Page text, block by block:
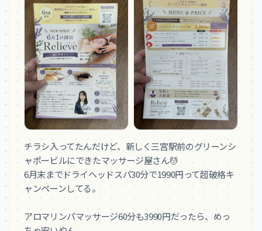
チラシ入ってたんだけど、新しく三宮駅前のグリーンシ
ャポービルにできたマッサージ屋さん💆
6月末までドライヘッドスパ30分で1990円って超破格キ
ャンペーンしてる。
アロマリンパマッサージ60分も3990円だったら、めっ